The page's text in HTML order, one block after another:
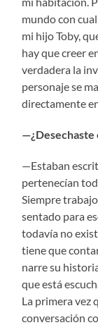
mundo con
mi hijo Toby,
hay que creer
verdadera la
personaje se
directamente
—¿Desechaste
—Estaban
pertenecían
Siempre
sentado para
todavía no
tiene que
narre su
que está
La primera vez
conversación